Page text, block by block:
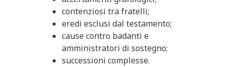
contenziosi tra fratelli;
eredi esclusi dal testamento;
cause contro badanti e
amministratori di sostegno;
successioni complesse.